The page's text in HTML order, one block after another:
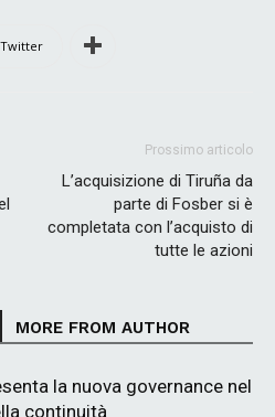
Twitter
Prossimo articolo
L’acquisizione di Tiruña da
parte di Fosber si è
completata con l’acquisto di
tutte le azioni
MORE FROM AUTHOR
la nuova governance nel
continuità